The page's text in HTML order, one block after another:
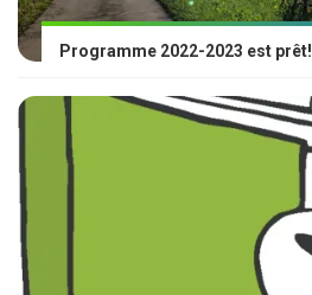
Programme 2022-2023 est prêt!